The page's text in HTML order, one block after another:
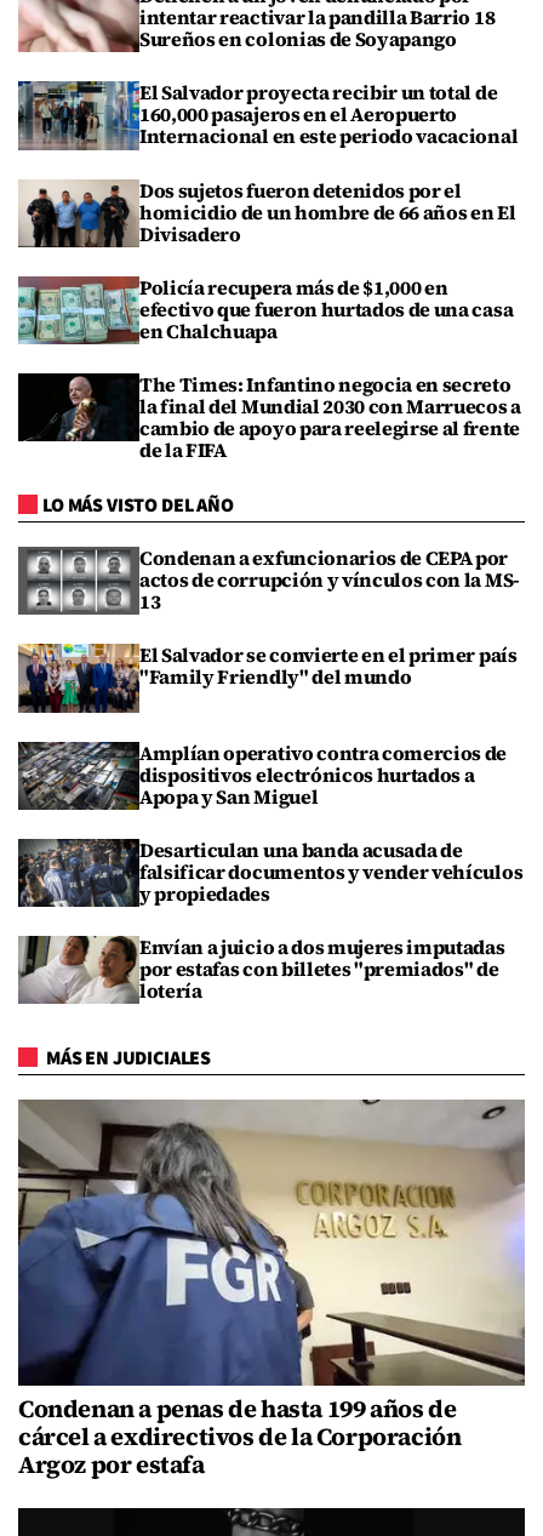
intentar reactivar la pandilla Barrio 18
Sureños en colonias de Soyapango
El Salvador proyecta recibir un total de
160,000 pasajeros en el Aeropuerto
Internacional en este periodo vacacional
Dos sujetos fueron detenidos por el
homicidio de un hombre de 66 años en El
Divisadero
Policía recupera más de $1,000 en
efectivo que fueron hurtados de una casa
en Chalchuapa
The Times: Infantino negocia en secreto
la final del Mundial 2030 con Marruecos a
cambio de apoyo para reelegirse al frente
de la FIFA
LO MÁS VISTO DEL AÑO
Condenan a exfuncionarios de CEPA por
actos de corrupción y vínculos con la MS-
13
El Salvador se convierte en el primer país
"Family Friendly" del mundo
Amplían operativo contra comercios de
dispositivos electrónicos hurtados a
Apopa y San Miguel
Desarticulan una banda acusada de
falsificar documentos y vender vehículos
y propiedades
Envían a juicio a dos mujeres imputadas
por estafas con billetes "premiados" de
lotería
MÁS EN JUDICIALES
Condenan a penas de hasta 199 años de
cárcel a exdirectivos de la Corporación
Argoz por estafa